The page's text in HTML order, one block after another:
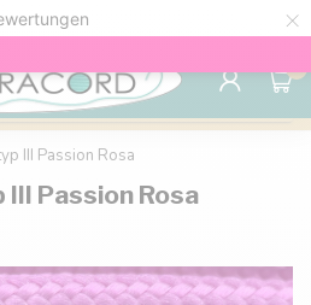
×
Hause ab 150 €
0
III Passion Rosa
Passion Rosa